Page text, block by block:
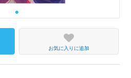
お気に入りに追加